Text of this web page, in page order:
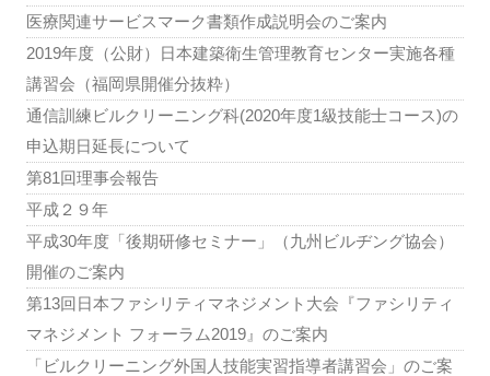
医療関連サービスマーク書類作成説明会のご案内
2019年度（公財）日本建築衛生管理教育センター実施各種
講習会（福岡県開催分抜粋）
通信訓練ビルクリーニング科(2020年度1級技能士コース)の
申込期日延長について
第81回理事会報告
平成２９年
平成30年度「後期研修セミナー」（九州ビルヂング協会）
開催のご案内
第13回日本ファシリティマネジメント大会『ファシリティ
マネジメント フォーラム2019』のご案内
「ビルクリーニング外国人技能実習指導者講習会」のご案